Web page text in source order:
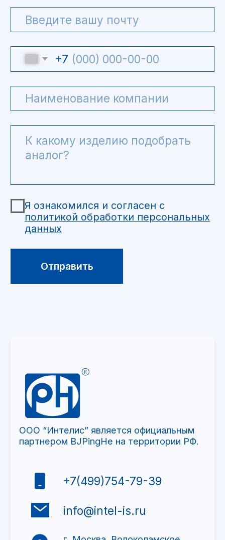
г. Москва, Волоколамское
шоссе 73, офис 427
ООО "Интелис" -
взрывозащищенное
оборудование
Политика обработки персональных данных